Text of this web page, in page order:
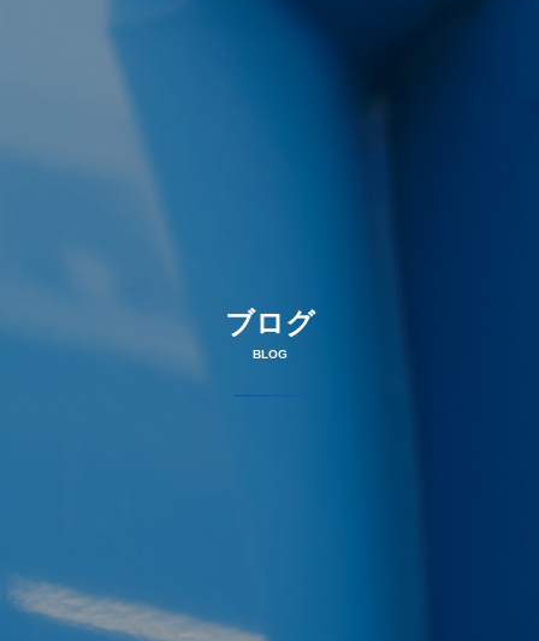
ブログ
BLOG